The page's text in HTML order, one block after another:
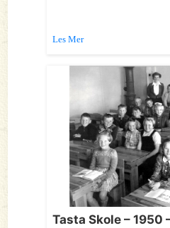
Les Mer
Tasta Skole – 1950